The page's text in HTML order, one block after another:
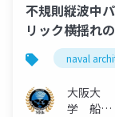
不規則縦波中
リック横揺れ
的予測naval
大阪大
学 船舶